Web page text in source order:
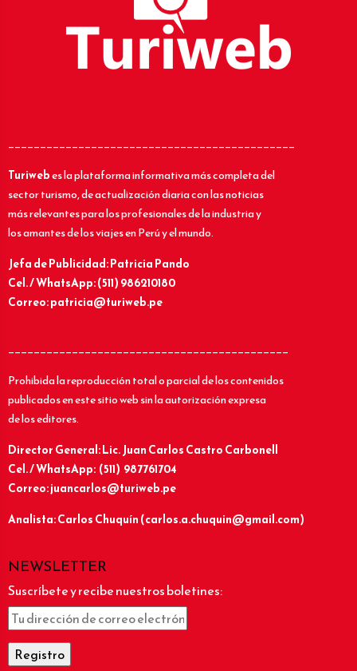
_____________________________________________
Turiwebes la plataforma informativa más completa del
sector turismo, de actualización diaria con las noticias
más relevantes para los profesionales de la industria y
los amantes de los viajes en Perú y el mundo.
Jefa de Publicidad: Patricia Pando
Cel. / WhatsApp: (511) 986210180
Correo: patricia@turiweb.pe
____________________________________________
Prohibida la reproducción total o parcial de los contenidos
publicados en este sitio web sin la autorización expresa
de los editores.
Director General: Lic.Juan Carlos Castro Carbonell
Cel. / WhatsApp: (511) 987761704
Correo: juancarlos@turiweb.pe
Analista: Carlos Chuquín (carlos.a.chuquin@gmail.com)
NEWSLETTER
Suscríbete y recibe nuestros boletines: